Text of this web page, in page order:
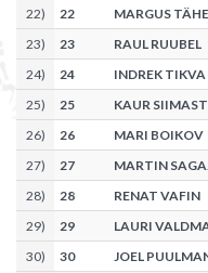
22) 22 MARGUS
23) 23 RAUL RUUBEL
24) 24 INDREK TIKVA
25) 25 KAUR
26) 26 MARI BOIKOV
27) 27 MARTIN
28) 28 RENAT VAFIN
29) 29 LAURI
30) 30 JOEL